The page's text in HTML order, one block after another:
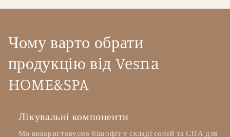
Чому варто обрати
продукцію від Vesna
HOME&SPA
Лікувальні компоненти
Ми використовуємо бішофіт у складі солей та СПА для